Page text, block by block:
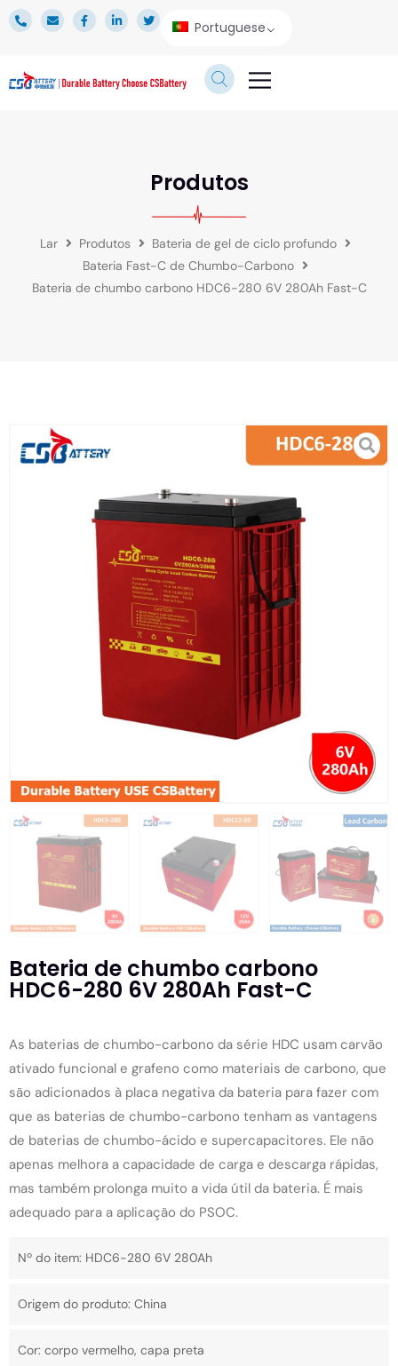
Portuguese
Produtos
Lar Produtos
Bateria de gel de ciclo profundo
Bateria Fast-C de Chumbo-Carbono
Bateria de chumbo carbono HDC6-280 6V 280Ah Fast-C
Bateria de chumbo carbono
HDC6-280 6V 280Ah Fast-C
As baterias de chumbo-carbono da série HDC usam carvão
ativado funcional e grafeno como materiais de carbono, que
são adicionados à placa negativa da bateria para fazer com
que as baterias de chumbo-carbono tenham as vantagens
de baterias de chumbo-ácido e supercapacitores. Ele não
apenas melhora a capacidade de carga e descarga rápidas,
mas também prolonga muito a vida útil da bateria. É mais
adequado para a aplicação do PSOC.
Nº do item: HDC6-280 6V 280Ah
Origem do produto: China
Cor: corpo vermelho, capa preta